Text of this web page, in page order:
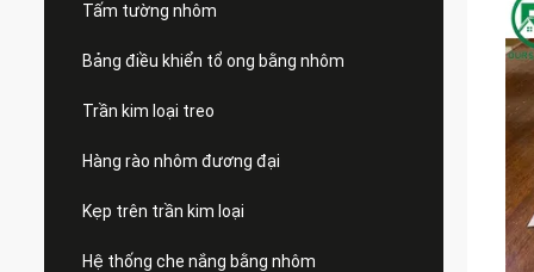
Tấm tường nhôm
Bảng điều khiển tổ ong bằng nhôm
Trần kim loại treo
Hàng rào nhôm đương đại
Kẹp trên trần kim loại
Hệ thống che nắng bằng nhôm